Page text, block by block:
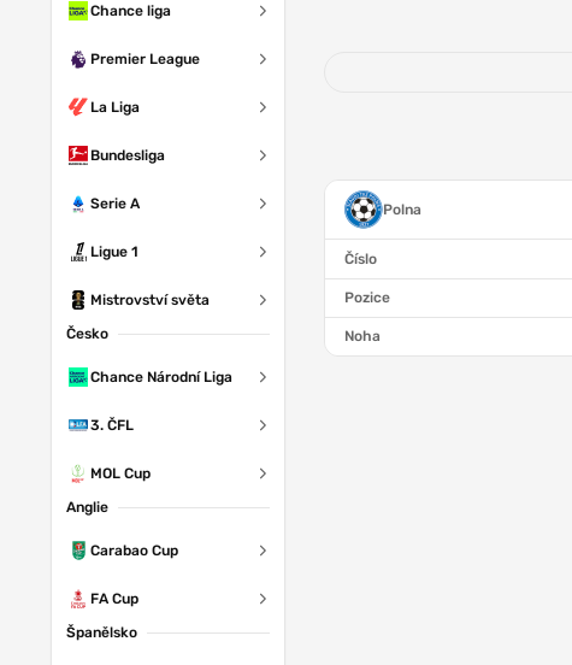
Chance liga
Premier League
La Liga
Bundesliga
Serie A
Ligue 1
Mistrovství světa
Česko
Chance Národní Liga
3. ČFL
MOL Cup
Anglie
Carabao Cup
FA Cup
Španělsko
Polna
Číslo
Pozice
Noha